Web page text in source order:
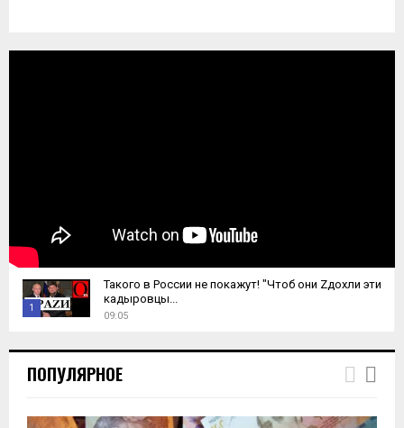
1
h
u
Такого в России не покажут! "Чтоб они Zдохли эти
кадыровцы...
09:05
ПОПУЛЯРНОЕ